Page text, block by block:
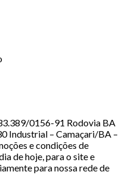
0156-91 Rodovia BA
Industrial – Camaçari/BA –
e condições de
de hoje, para o site e
para nossa rede de